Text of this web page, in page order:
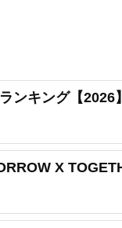
ンキング【2026】
X